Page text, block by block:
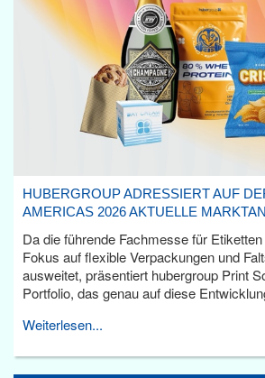
HUBERGROUP ADRESSIERT AUF
AMERICAS 2026 AKTUELLE
Da die führende Fachmesse für
Fokus auf flexible Verpackungen und
ausweitet, präsentiert hubergroup Print
Portfolio, das genau auf diese
Weiterlesen...